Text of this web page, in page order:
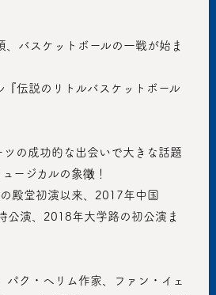
ージカルの象徵！
公演、2018年大学路の初公演ま